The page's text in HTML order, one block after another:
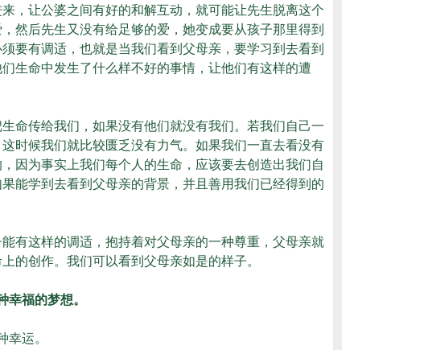
让公婆之间有好的和解互动，就可能让先生脱离这个
然后先生又没有给足够的爱，她变成要从孩子那里得到
要有调适，也就是当我们看到父母亲，要学习到去看到
生命中发生了什么样不好的事情，让他们有这样的遭
传给我们，如果没有他们就没有我们。若我们自己一
时候我们就比较匮乏没有力气。如果我们一直去看没有
因为事实上我们每个人的生命，应该要去创造出我们自
能学到去看到父母亲的背景，并且善用我们已经得到的
这样的调适，抱持着对父母亲的一种尊重，父母亲就
的创作。我们可以看到父母亲如是的样子。
福的梦想。
运。